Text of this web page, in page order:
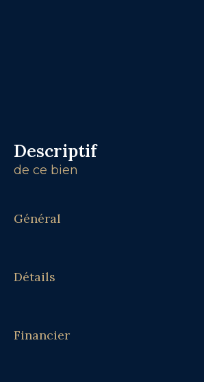
descriptif
de ce bien
Général
Détails
Financier